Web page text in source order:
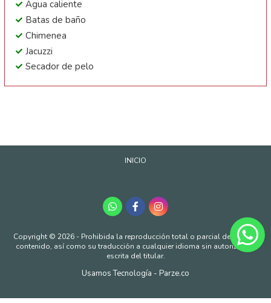
Agua caliente
Batas de baño
Chimenea
Jacuzzi
Secador de pelo
INICIO
Copyright © 2026 - Prohibida la reproducción total o parcial de nuestro
contenido, así como su traducción a cualquier idioma sin autorización
escrita del titular.
Usamos Tecnología - Parze.co